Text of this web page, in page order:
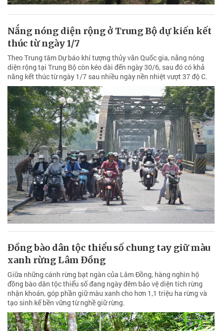
Nắng nóng diện rộng ở Trung Bộ dự kiến kết
thúc từ ngày 1/7
Theo Trung tâm Dự báo khí tượng thủy văn Quốc gia, nắng nóng
diện rộng tại Trung Bộ còn kéo dài đến ngày 30/6, sau đó có khả
năng kết thúc từ ngày 1/7 sau nhiều ngày nền nhiệt vượt 37 độ C.
Đồng bào dân tộc thiểu số chung tay giữ màu
xanh rừng Lâm Đồng
Giữa những cánh rừng bạt ngàn của Lâm Đồng, hàng nghìn hộ
đồng bào dân tộc thiểu số đang ngày đêm bảo vệ diện tích rừng
nhận khoán, góp phần giữ màu xanh cho hơn 1,1 triệu ha rừng và
tạo sinh kế bền vững từ nghề giữ rừng.